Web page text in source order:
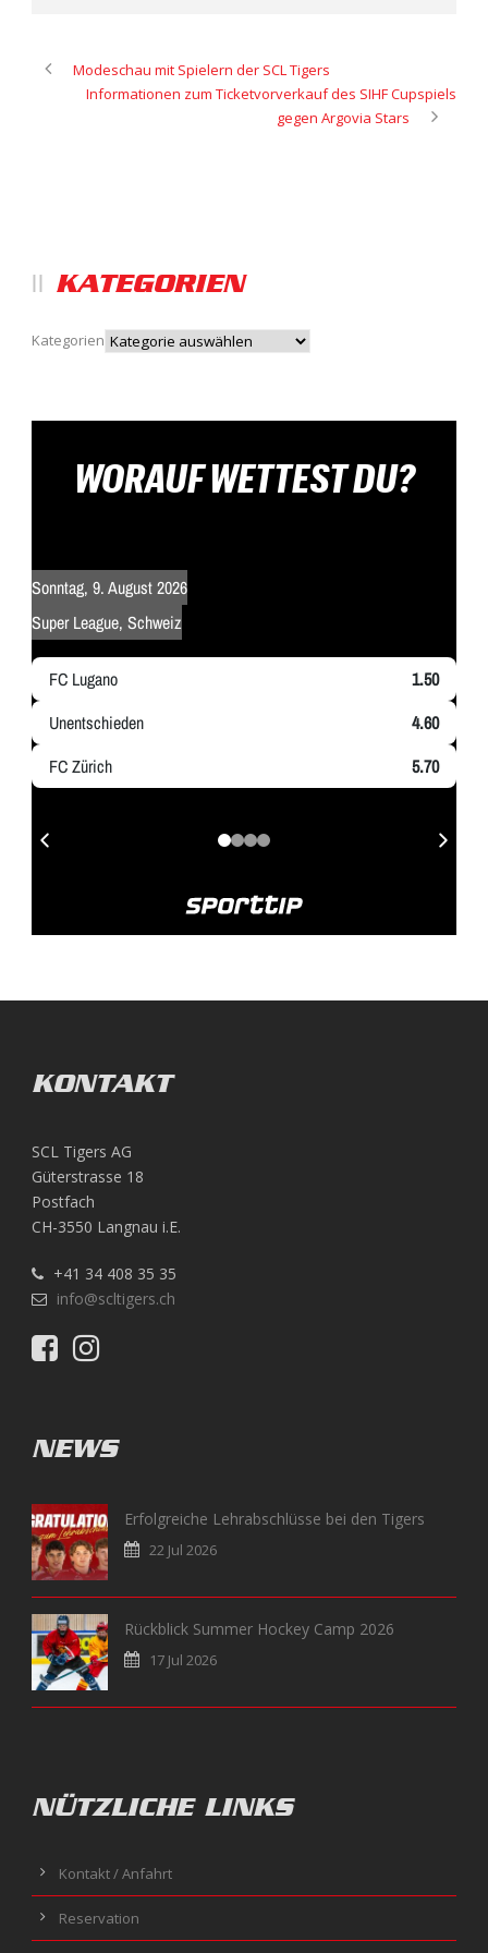
Modeschau mit Spielern der SCL Tigers
Informationen zum Ticketvorverkauf des SIHF Cupspiels
gegen Argovia Stars
KATEGORIEN
Kategorien
KONTAKT
SCL Tigers AG
Güterstrasse 18
Postfach
CH-3550 Langnau i.E.
+41 34 408 35 35
info@scltigers.ch
NEWS
Erfolgreiche Lehrabschlüsse bei den Tigers
22 Jul 2026
Rückblick Summer Hockey Camp 2026
17 Jul 2026
NÜTZLICHE LINKS
Kontakt / Anfahrt
Reservation